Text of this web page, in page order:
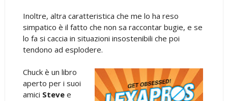
Inoltre, altra caratteristica che me lo ha reso
simpatico è il fatto che non sa raccontar bugie, e se
lo fa si caccia in situazioni insostenibili che poi
tendono ad esplodere.
Chuck è un libro
aperto per i suoi
amici Stevee